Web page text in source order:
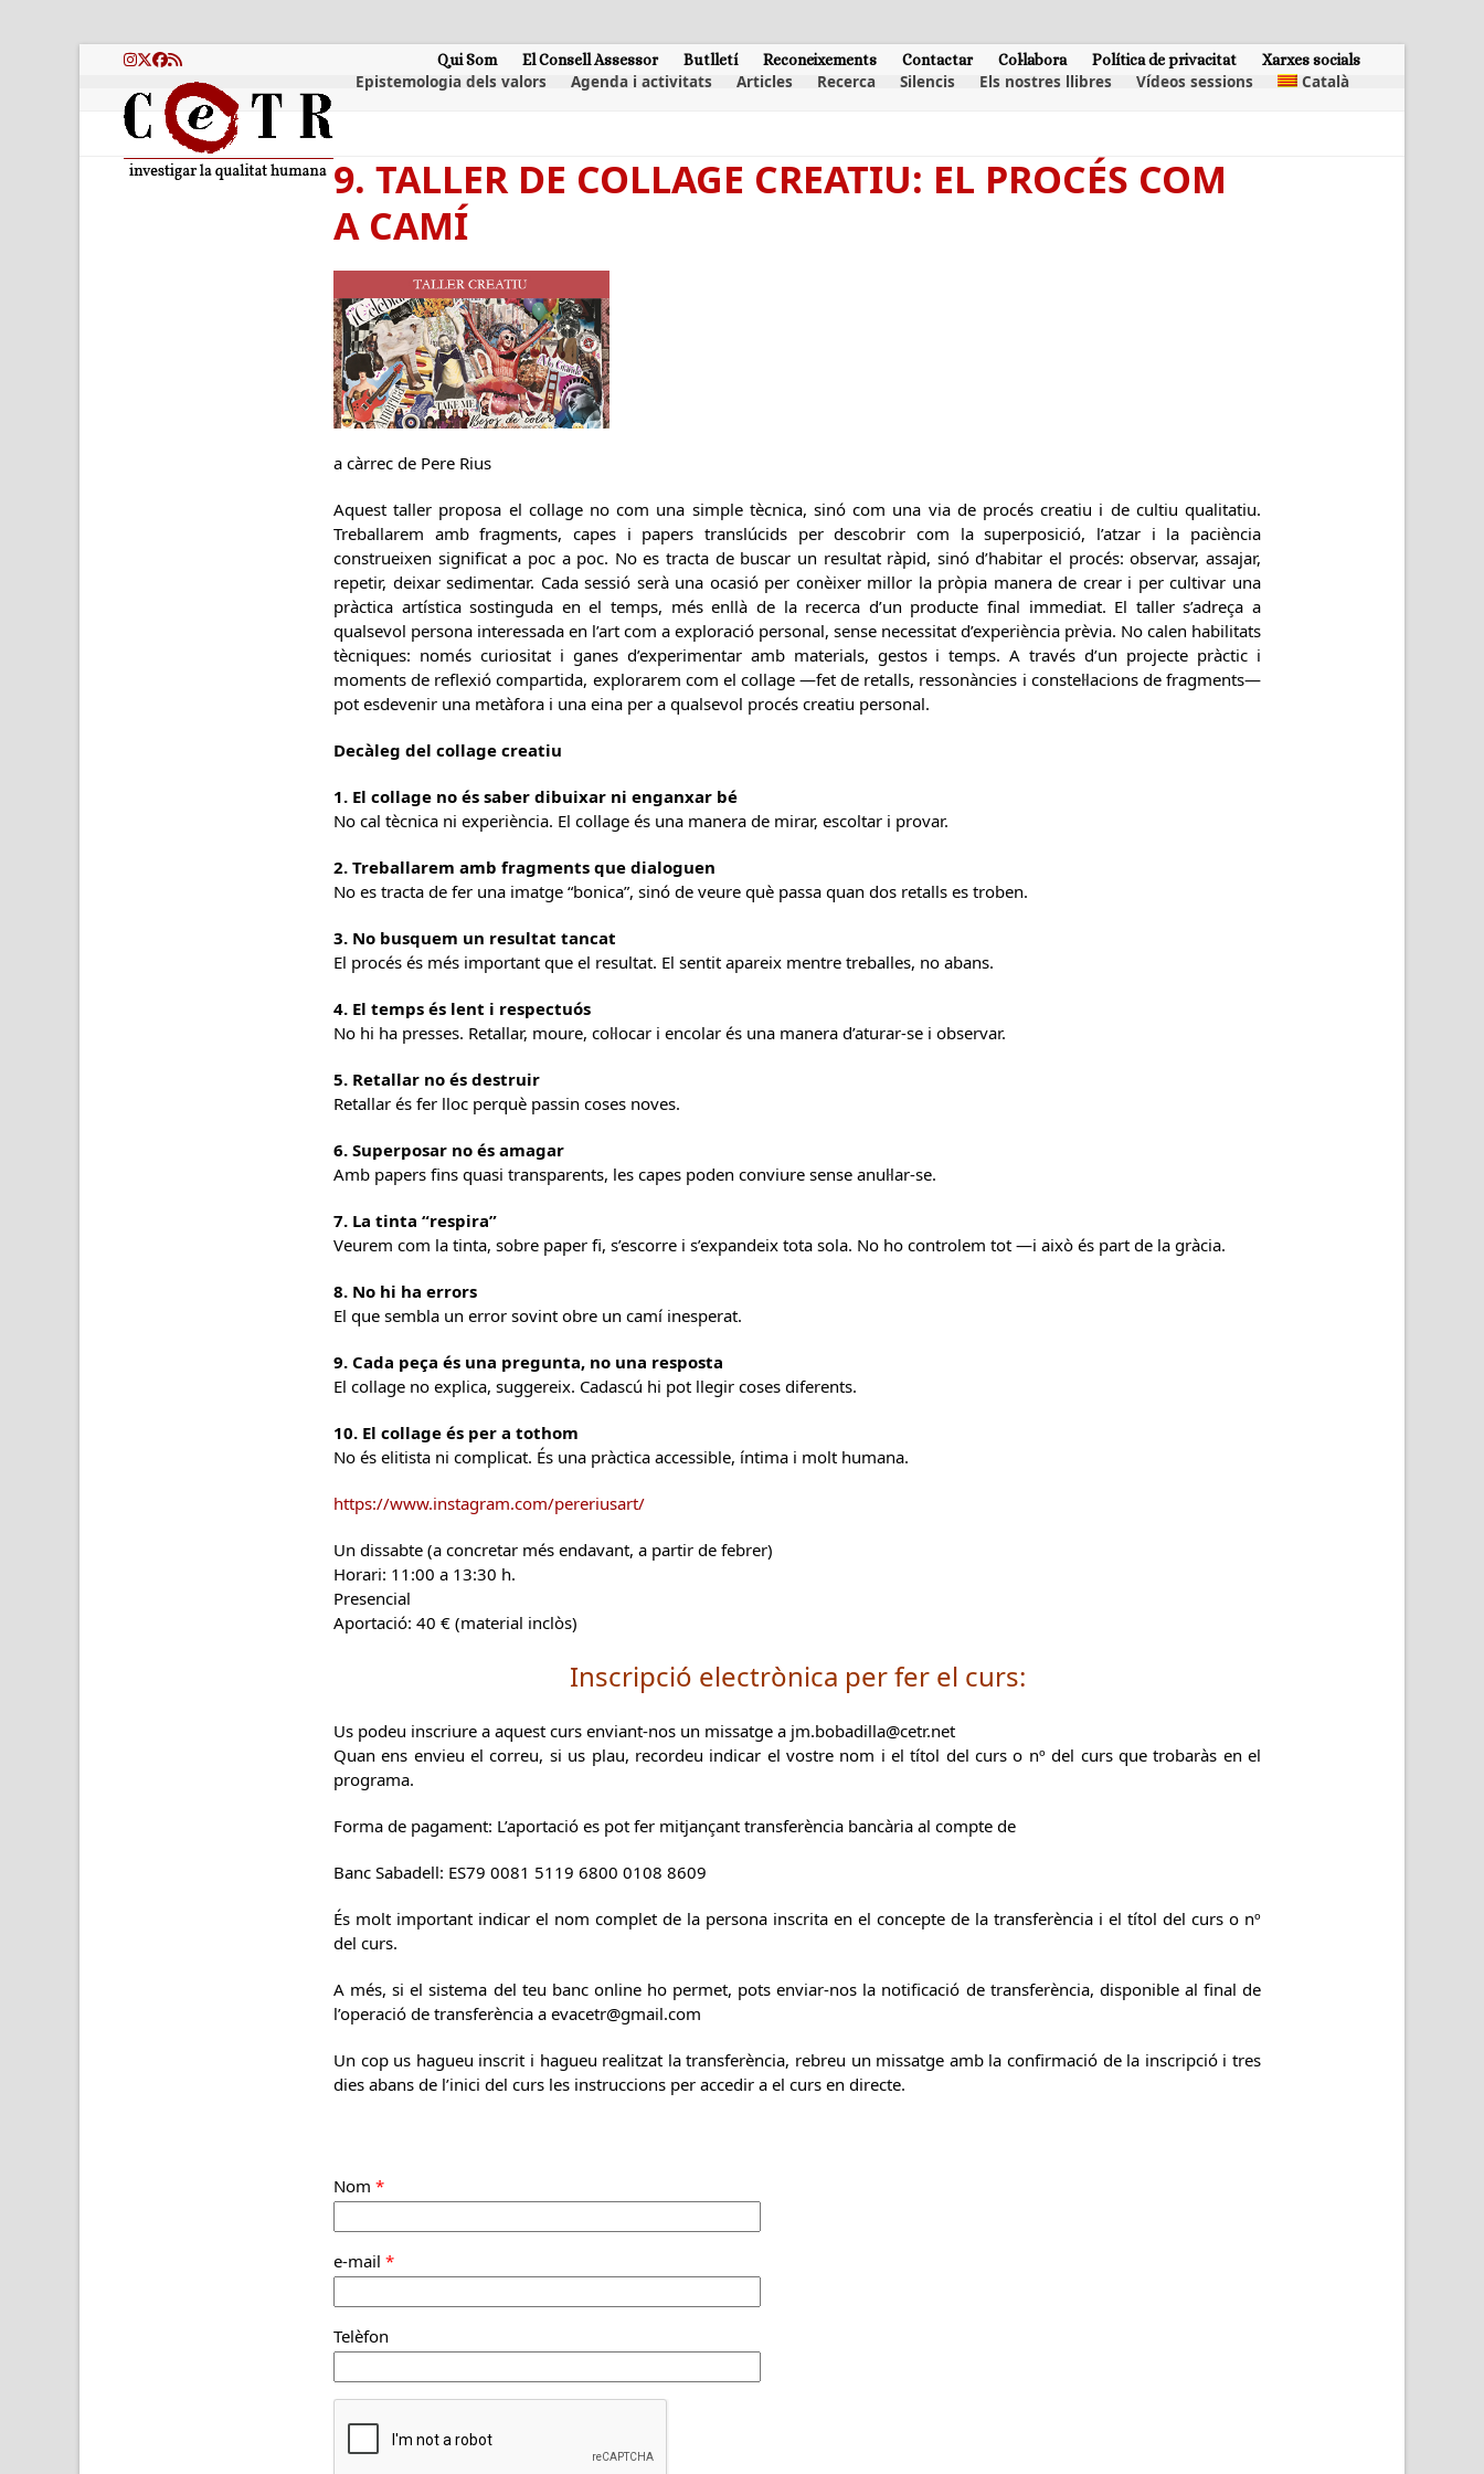
Instagram
Twitter
Facebook
RSS Qui Som El Consell Assessor Butlletí Reconeixements Contactar Col·labora Política de privacitat Xarxes socials
Epistemologia dels valors Agenda i activitats Articles Recerca Silencis Els nostres llibres Vídeos sessions Català
9. TALLER DE COLLAGE CREATIU: EL PROCÉS COM
A CAMÍ
a càrrec de Pere Rius
Aquest taller proposa el collage no com una simple tècnica, sinó com una via de procés creatiu i de cultiu qualitatiu.
Treballarem amb fragments, capes i papers translúcids per descobrir com la superposició, l’atzar i la paciència
construeixen significat a poc a poc. No es tracta de buscar un resultat ràpid, sinó d’habitar el procés: observar, assajar,
repetir, deixar sedimentar. Cada sessió serà una ocasió per conèixer millor la pròpia manera de crear i per cultivar una
pràctica artística sostinguda en el temps, més enllà de la recerca d’un producte final immediat. El taller s’adreça a
qualsevol persona interessada en l’art com a exploració personal, sense necessitat d’experiència prèvia. No calen habilitats
tècniques: només curiositat i ganes d’experimentar amb materials, gestos i temps. A través d’un projecte pràctic i
moments de reflexió compartida, explorarem com el collage —fet de retalls, ressonàncies i constel·lacions de fragments—
pot esdevenir una metàfora i una eina per a qualsevol procés creatiu personal.
Decàleg del collage creatiu
1. El collage no és saber dibuixar ni enganxar bé
No cal tècnica ni experiència. El collage és una manera de mirar, escoltar i provar.
2. Treballarem amb fragments que dialoguen
No es tracta de fer una imatge “bonica”, sinó de veure què passa quan dos retalls es troben.
3. No busquem un resultat tancat
El procés és més important que el resultat. El sentit apareix mentre treballes, no abans.
4. El temps és lent i respectuós
No hi ha presses. Retallar, moure, col·locar i encolar és una manera d’aturar-se i observar.
5. Retallar no és destruir
Retallar és fer lloc perquè passin coses noves.
6. Superposar no és amagar
Amb papers fins quasi transparents, les capes poden conviure sense anul·lar-se.
7. La tinta “respira”
Veurem com la tinta, sobre paper fi, s’escorre i s’expandeix tota sola. No ho controlem tot —i això és part de la gràcia.
8. No hi ha errors
El que sembla un error sovint obre un camí inesperat.
9. Cada peça és una pregunta, no una resposta
El collage no explica, suggereix. Cadascú hi pot llegir coses diferents.
10. El collage és per a tothom
No és elitista ni complicat. És una pràctica accessible, íntima i molt humana.
https://www.instagram.com/pereriusart/
Un dissabte (a concretar més endavant, a partir de febrer)
Horari: 11:00 a 13:30 h.
Presencial
Aportació: 40 € (material inclòs)
Inscripció electrònica per fer el curs:
Us podeu inscriure a aquest curs enviant-nos un missatge a jm.bobadilla@cetr.net
Quan ens envieu el correu, si us plau, recordeu indicar el vostre nom i el títol del curs o nº del curs que trobaràs en el
programa.
Forma de pagament: L’aportació es pot fer mitjançant transferència bancària al compte de
Banc Sabadell: ES79 0081 5119 6800 0108 8609
És molt important indicar el nom complet de la persona inscrita en el concepte de la transferència i el títol del curs o nº
del curs.
A més, si el sistema del teu banc online ho permet, pots enviar-nos la notificació de transferència, disponible al final de
l’operació de transferència a evacetr@gmail.com
Un cop us hagueu inscrit i hagueu realitzat la transferència, rebreu un missatge amb la confirmació de la inscripció i tres
dies abans de l’inici del curs les instruccions per accedir a el curs en directe.
Nom *
e-mail *
Telèfon